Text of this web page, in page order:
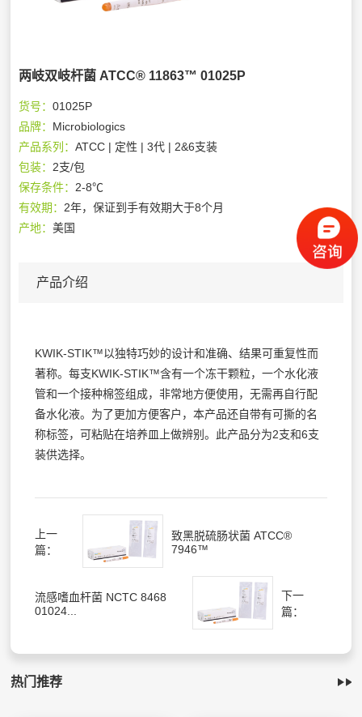
两岐双岐杆菌 ATCC® 11863™ 01025P
货号：01025P
品牌： Microbiologics
产品系列：ATCC | 定性 | 3代 | 2&6支装
包装： 2支/包
保存条件： 2-8℃
有效期： 2年，保证到手有效期大于8个月
产地：美国
产品介绍
KWIK-STIK™以独特巧妙的设计和准确、结果可重复性而
著称。每支KWIK-STIK™含有一个冻干颗粒，一个水化液
管和一个接种棉签组成，非常地方便使用，无需再自行配
备水化液。为了更加方便客户，本产品还自带有可撕的名
称标签，可粘贴在培养皿上做辨别。此产品分为2支和6支
装供选择。
上一
篇：
致黑脱硫肠状菌 ATCC®
7946™
流感嗜血杆菌 NCTC 8468
01024...
下一
篇：
热门推荐